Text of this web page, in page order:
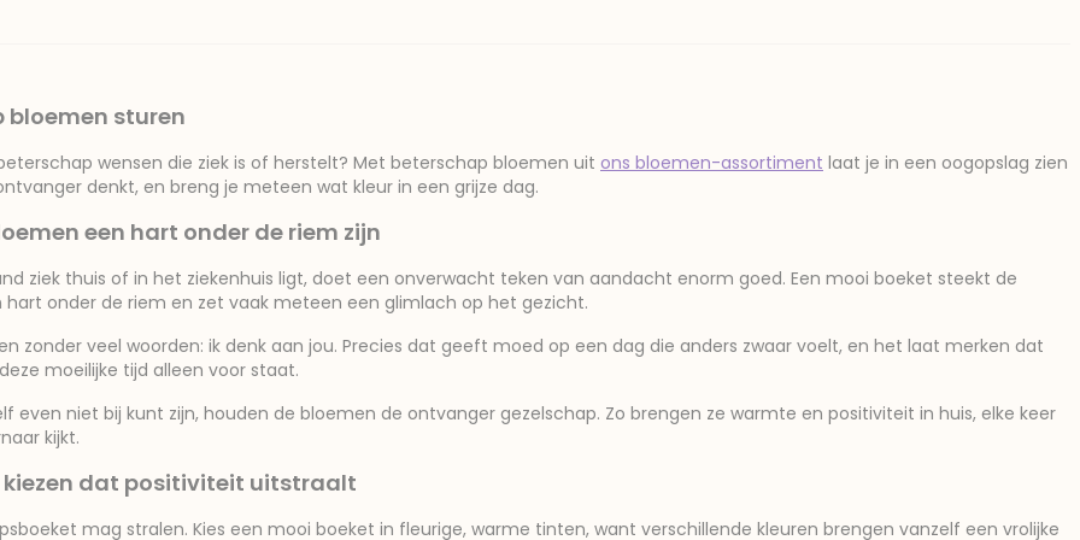
bloemen sturen
wensen die ziek is of herstelt? Met beterschap bloemen uit ons bloemen-assortiment laat je in een oogopslag zien
denkt, en breng je meteen wat kleur in een grijze dag.
een hart onder de riem zijn
ziek thuis of in het ziekenhuis ligt, doet een onverwacht teken van aandacht enorm goed. Een mooi boeket steekt de
hart onder de riem en zet vaak meteen een glimlach op het gezicht.
zonder veel woorden: ik denk aan jou. Precies dat geeft moed op een dag die anders zwaar voelt, en het laat merken dat
moeilijke tijd alleen voor staat.
even niet bij kunt zijn, houden de bloemen de ontvanger gezelschap. Zo brengen ze warmte en positiviteit in huis, elke keer
kijkt.
kiezen dat positiviteit uitstraalt
mag stralen. Kies een mooi boeket in fleurige, warme tinten, want verschillende kleuren brengen vanzelf een vrolijke